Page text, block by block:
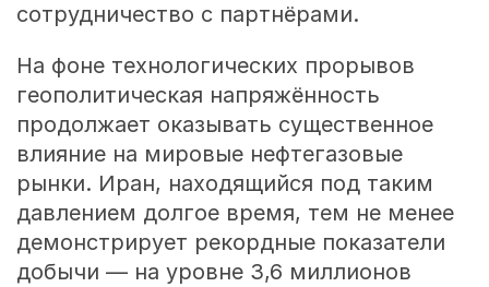
сотрудничество с партнёрами.
На фоне технологических прорывов
геополитическая напряжённость
продолжает оказывать существенное
влияние на мировые нефтегазовые
рынки. Иран, находящийся под таким
давлением долгое время, тем не менее
демонстрирует рекордные показатели
добычи — на уровне 3,6 миллионов